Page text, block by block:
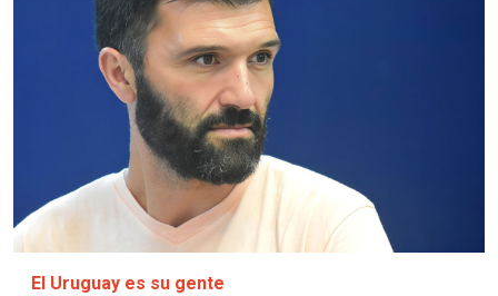
El Uruguay es su gente